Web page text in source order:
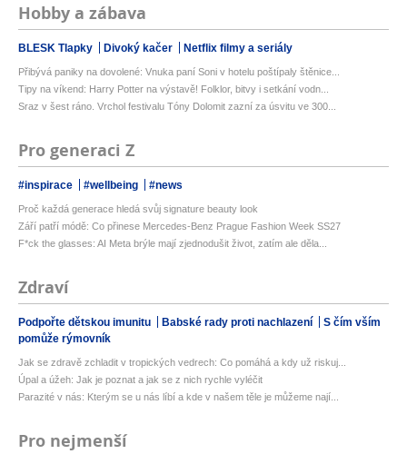
Hobby a zábava
BLESK Tlapky Divoký kačer Netflix filmy a seriály
Přibývá paniky na dovolené: Vnuka paní Soni v hotelu poštípaly štěnice...
Tipy na víkend: Harry Potter na výstavě! Folklor, bitvy i setkání vodn...
Sraz v šest ráno. Vrchol festivalu Tóny Dolomit zazní za úsvitu ve 300...
Pro generaci Z
#inspirace #wellbeing #news
Proč každá generace hledá svůj signature beauty look
Září patří módě: Co přinese Mercedes-Benz Prague Fashion Week SS27
F*ck the glasses: AI Meta brýle mají zjednodušit život, zatím ale děla...
Zdraví
Podpořte dětskou imunitu Babské rady proti nachlazení
S čím vším
pomůže rýmovník
Jak se zdravě zchladit v tropických vedrech: Co pomáhá a kdy už riskuj...
Úpal a úžeh: Jak je poznat a jak se z nich rychle vyléčit
Parazité v nás: Kterým se u nás líbí a kde v našem těle je můžeme nají...
Pro nejmenší